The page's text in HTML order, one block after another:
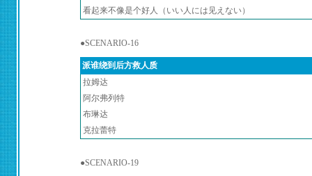
看起来不像是个好人（いい人には见えない）
●SCENARIO-16
派谁绕到后方救人质
拉姆达
阿尔弗列特
布琳达
克拉蕾特
●SCENARIO-19